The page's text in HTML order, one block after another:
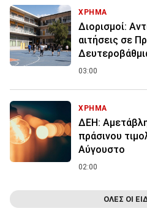
ΧΡΗΜΑ
Διορισμοί:
αιτήσεις σε
03:00
ΧΡΗΜΑ
ΔΕΗ:
πράσινου
Αύγουστο
02:00
ΟΛΕΣ ΟΙ